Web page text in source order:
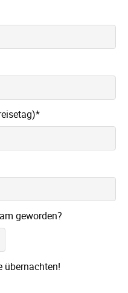
*
geworden?
übernachten!